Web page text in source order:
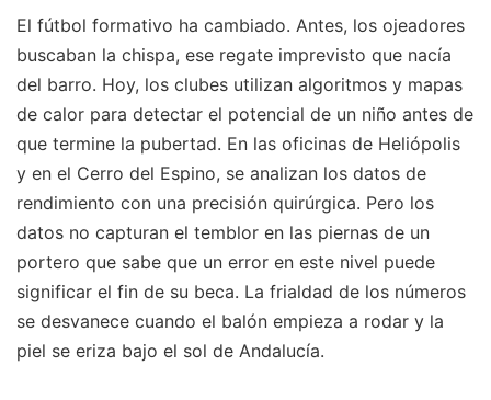
El fútbol formativo ha cambiado. Antes, los ojeadores
buscaban la chispa, ese regate imprevisto que nacía
del barro. Hoy, los clubes utilizan algoritmos y mapas
de calor para detectar el potencial de un niño antes de
que termine la pubertad. En las oficinas de Heliópolis
y en el Cerro del Espino, se analizan los datos de
rendimiento con una precisión quirúrgica. Pero los
datos no capturan el temblor en las piernas de un
portero que sabe que un error en este nivel puede
significar el fin de su beca. La frialdad de los números
se desvanece cuando el balón empieza a rodar y la
piel se eriza bajo el sol de Andalucía.